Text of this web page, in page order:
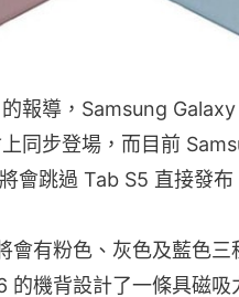
報導，Samsung
同步登場，而目前
會跳過 Tab S5 直接發布
會有粉色、灰色及藍色三
的機背設計了一條具磁吸